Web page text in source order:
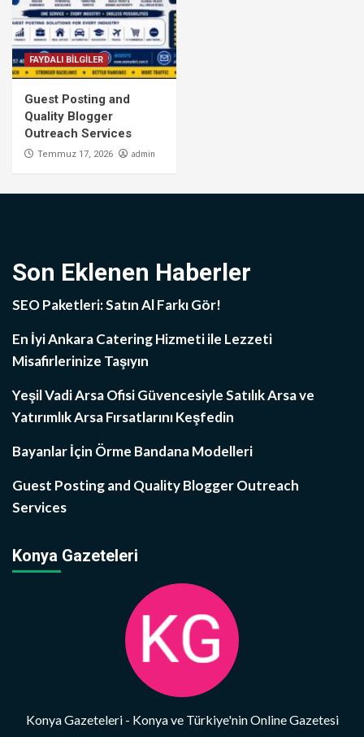
FAYDALI BİLGİLER
Guest Posting and
Quality Blogger
Outreach Services
Temmuz 17, 2026 admin
Son Eklenen Haberler
SEO Paketleri: Satın Al Farkı Gör!
En İyi Ankara Catering Hizmeti ile Lezzeti
Misafirlerinize Taşıyın
Yeşil Vadi Arsa Ofisi Güvencesiyle Satılık Arsa ve
Yatırımlık Arsa Fırsatlarını Keşfedin
Bayanlar İçin Örme Bandana Modelleri
Guest Posting and Quality Blogger Outreach
Services
Konya Gazeteleri
Konya Gazeteleri - Konya ve Türkiye'nin Online Gazetesi